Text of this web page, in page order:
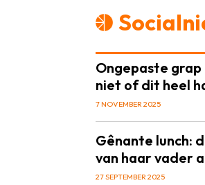
Ongepaste grap
niet of dit heel
7 NOVEMBER 2025
Gênante lunch:
van haar vader
27 SEPTEMBER 2025